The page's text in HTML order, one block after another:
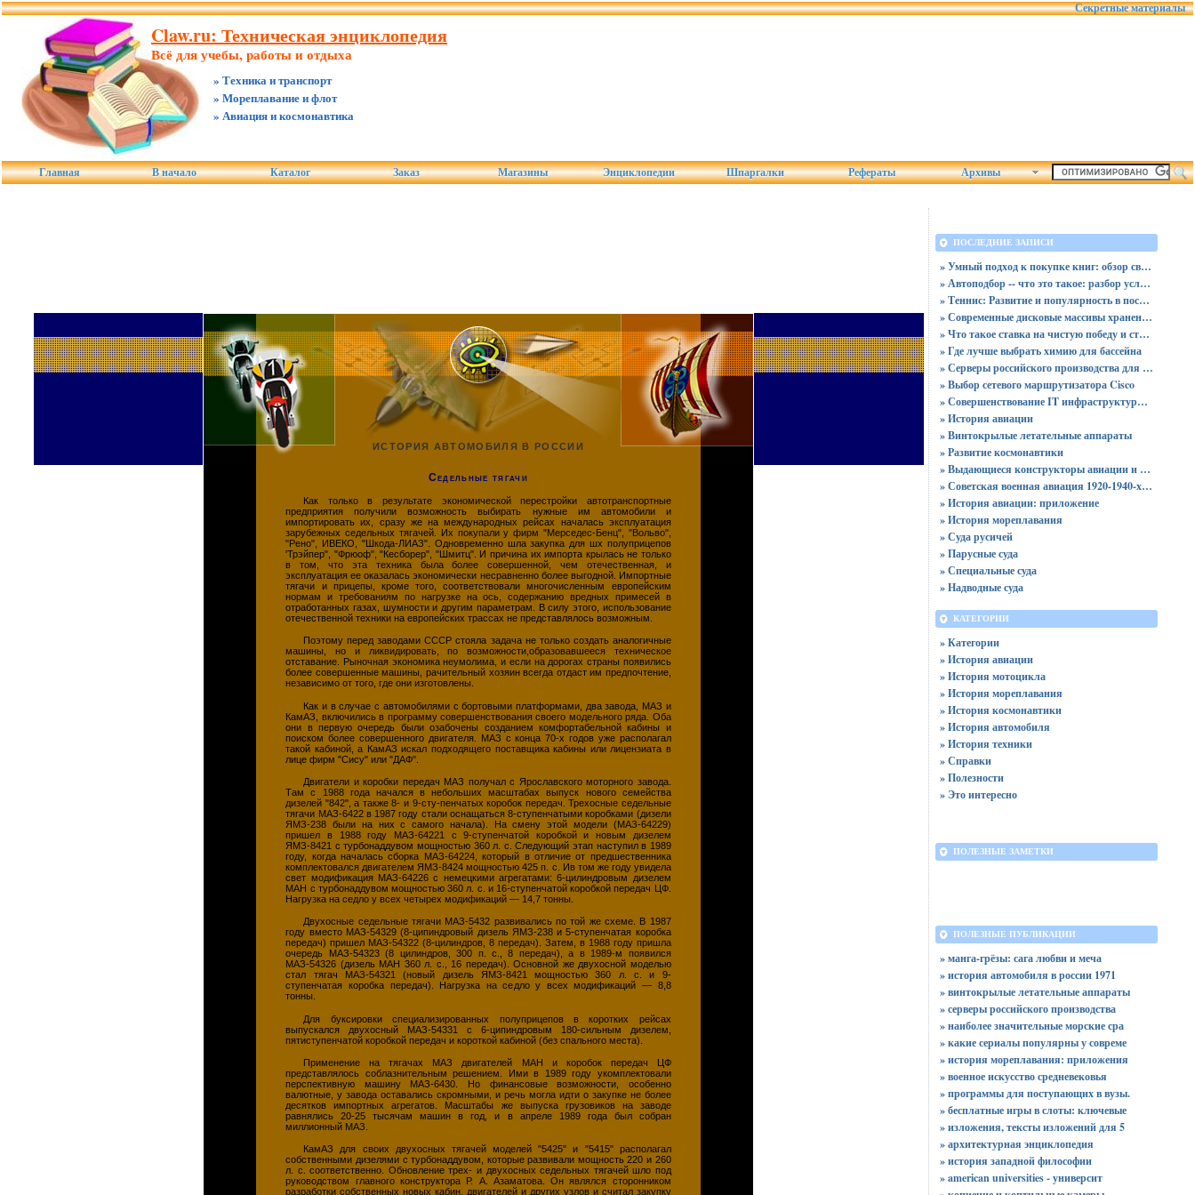
Секретные материалы
Claw.ru: Техническая энциклопедия
Всё для учебы, работы и отдыха
» Техника и транспорт
» Мореплавание и флот
» Авиация и космонавтика
Главная В начало Каталог Заказ Магазины Энциклопедии Шпаргалки Рефераты Архивы
ИСТОРИЯ АВТОМОБИЛЯ В РОССИИ
Седельные тягачи
Как только в результате экономической перестройки автотранспортные
предприятия получили возможность выбирать нужные им автомобили и
импортировать их, сразу же на международных рейсах началась эксплуатация
зарубежных седельных тягачей. Их покупали у фирм "Мерседес-Бенц", "Вольво",
"Рено", ИВЕКО, "Шкода-ЛИАЗ". Одновременно шла закупка для шх полуприцепов
'Трэйпер", "Фрюоф", "Кесборер", "Шмитц". И причина их импорта крылась не только
в том, что эта техника была более совершенной, чем отечественная, и
эксплуатация ее оказалась экономически несравненно более выгодной. Импортные
тягачи и прицепы, кроме того, соответствовали многочисленным европейским
нормам и требованиям по нагрузке на ось, содержанию вредных примесей в
отработанных газах, шумности и другим параметрам. В силу этого, использование
отечественной техники на европейских трассах не представлялось возможным.
Поэтому перед заводами СССР стояла задача не только создать аналогичные
машины, но и ликвидировать, по возможности,образовавшееся техническое
отставание. Рыночная экономика неумолима, и если на дорогах страны появились
более совершенные машины, рачительный хозяин всегда отдаст им предпочтение,
независимо от того, где они изготовлены.
Как и в случае с автомобилями с бортовыми платформами, два завода, МАЗ и
КамАЗ, включились в программу совершенствования своего модельного ряда. Оба
они в первую очередь были озабочены созданием комфортабельной кабины и
поиском более совершенного двигателя. МАЗ с конца 70-х годов уже располагал
такой кабиной, а КамАЗ искал подходящего поставщика кабины или лицензиата в
лице фирм "Сису" или "ДАФ".
Двигатели и коробки передач МАЗ получал с Ярославского моторного завода.
Там с 1988 года начался в небольших масштабах выпуск нового семейства
дизелей "842", а также 8- и 9-сту-пенчатых коробок передач. Трехосные седельные
тягачи МАЗ-6422 в 1987 году стали оснащаться 8-ступенчатыми коробками (дизели
ЯМЗ-238 были на них с самого начала). На смену этой модели (МАЗ-64229)
пришел в 1988 году МАЗ-64221 с 9-ступенчатой коробкой и новым дизелем
ЯМЗ-8421 с турбонаддувом мощностью 360 л. с. Следующий этап наступил в 1989
году, когда началась сборка МАЗ-64224, который в отличие от предшественника
комплектовался двигателем ЯМЗ-8424 мощностью 425 п. с. Ив том же году увидела
свет модификация МАЗ-64226 с немецкими агрегатами: 6-цилиндровым дизелем
МАН с турбонаддувом мощностью 360 л. с. и 16-ступенчатой коробкой передач ЦФ.
Нагрузка на седло у всех четырех модификаций — 14,7 тонны.
Двухосные седельные тягачи МАЗ-5432 развивались по той же схеме. В 1987
году вместо МАЗ-54329 (8-ципиндровый дизель ЯМЗ-238 и 5-ступенчатая коробка
передач) пришел МАЗ-54322 (8-цилиндров, 8 передач). Затем, в 1988 году пришла
очередь МАЗ-54323 (8 цилиндров, 300 п. с., 8 передач), а в 1989-м появился
МАЗ-54326 (дизель МАН 360 л. с., 16 передач). Основной же двухосной моделью
стал тягач МАЗ-54321 (новый дизель ЯМЗ-8421 мощностью 360 л. с. и 9-
ступенчатая коробка передач). Нагрузка на седло у всех модификаций — 8,8
тонны.
Для буксировки специализированных полуприцепов в коротких рейсах
выпускался двухосный МАЗ-54331 с 6-ципиндровым 180-сильным дизелем,
пятиступенчатой коробкой передач и короткой кабиной (без спального места).
Применение на тягачах МАЗ двигателей МАН и коробок передач ЦФ
представлялось соблазнительным решением. Ими в 1989 году укомплектовали
перспективную машину МАЗ-6430. Но финансовые возможности, особенно
валютные, у завода оставались скромными, и речь могла идти о закупке не более
десятков импортных агрегатов. Масштабы же выпуска грузовиков на заводе
равнялись 20-25 тысячам машин в год, и в апреле 1989 года был собран
миллионный МАЗ.
КамАЗ для своих двухосных тягачей моделей "5425" и "5415" располагал
собственными дизелями с турбонаддувом, которые развивали мощность 220 и 260
л. с. соответственно. Обновление трех- и двухосных седельных тягачей шло под
руководством главного конструктора Р. А. Азаматова. Он являлся сторонником
разработки собственных новых кабин, двигателей и других узлов и считал закупку
ПОСЛЕДНИЕ ЗАПИСИ
» Умный подход к покупке книг: обзор связки магазина «Читай-город» и сервиса промокодов от Пикабу
» Автоподбор -- что это такое: разбор услуг, плюсов и скрытых рисков для покупателя
» Теннис: Развитие и популярность в последние десятилетия
» Современные дисковые массивы хранения данных
» Что такое ставка на чистую победу и ставка с форой
» Где лучше выбрать химию для бассейна
» Серверы российского производства для госучреждений - новая реальность
» Выбор сетевого маршрутизатора Cisco
» Совершенствование IT инфраструктуры компании: максимальная эффективность и производительность
» История авиации
» Винтокрылые летательные аппараты
» Развитие космонавтики
» Выдающиеся конструкторы авиации и космонавтики
» Советская военная авиация 1920-1940-х годов
» История авиации: приложение
» История мореплавания
» Суда русичей
» Парусные суда
» Специальные суда
» Надводные суда
КАТЕГОРИИ
» Категории
» История авиации
» История мотоцикла
» История мореплавания
» История космонавтики
» История автомобиля
» История техники
» Справки
» Полезности
» Это интересно
ПОЛЕЗНЫЕ ЗАМЕТКИ
ПОЛЕЗНЫЕ ПУБЛИКАЦИИ
» манга-грёзы: сага любви и меча
» история автомобиля в россии 1971
» винтокрылые летательные аппараты
» серверы российского производства
» наиболее значительные морские сра
» какие сериалы популярны у совреме
» история мореплавания: приложения
» военное искусство средневековья
» программы для поступающих в вузы.
» бесплатные игры в слоты: ключевые
» изложения, тексты изложений для 5
» архитектурная энциклопедия
» история западной философии
» american universities - университ